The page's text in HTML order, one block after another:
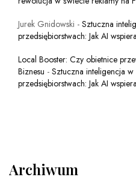
Jurek Gnidowski - Sztuczna
przedsiębiorstwach: Jak AI
Local Booster: Czy obietnice
Biznesu - Sztuczna inteligencja w
przedsiębiorstwach: Jak AI
Archiwum